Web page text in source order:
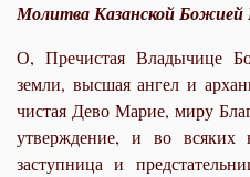
Молитва Казанской
О, Пречистая Владычице
земли, высшая ангел и
чистая Дево Марие, миру
утверждение, и во всяких
заступница и